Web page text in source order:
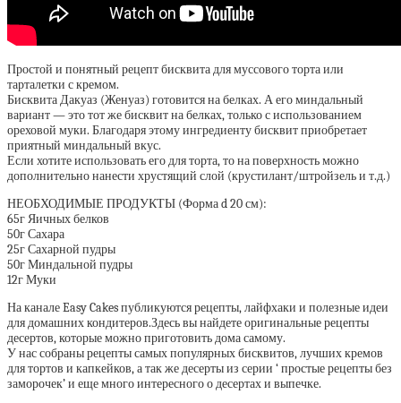
Простой и понятный рецепт бисквита для муссового торта или
тарталетки с кремом.
Бисквита Дакуаз (Женуаз) готовится на белках. А его миндальный
вариант — это тот же бисквит на белках, только с использованием
ореховой муки. Благодаря этому ингредиенту бисквит приобретает
приятный миндальный вкус.
Если хотите использовать его для торта, то на поверхность можно
дополнительно нанести хрустящий слой (крустилант/штройзель и т.д.)
НЕОБХОДИМЫЕ ПРОДУКТЫ (Форма d 20 см):
65г Яичных белков
50г Сахара
25г Сахарной пудры
50г Миндальной пудры
12г Муки
На канале Easy Cakes публикуются рецепты, лайфхаки и полезные идеи
для домашних кондитеров.Здесь вы найдете оригинальные рецепты
десертов, которые можно приготовить дома самому.
У нас собраны рецепты самых популярных бисквитов, лучших кремов
для тортов и капкейков, а так же десерты из серии ‘ простые рецепты без
заморочек’ и еще много интересного о десертах и выпечке.